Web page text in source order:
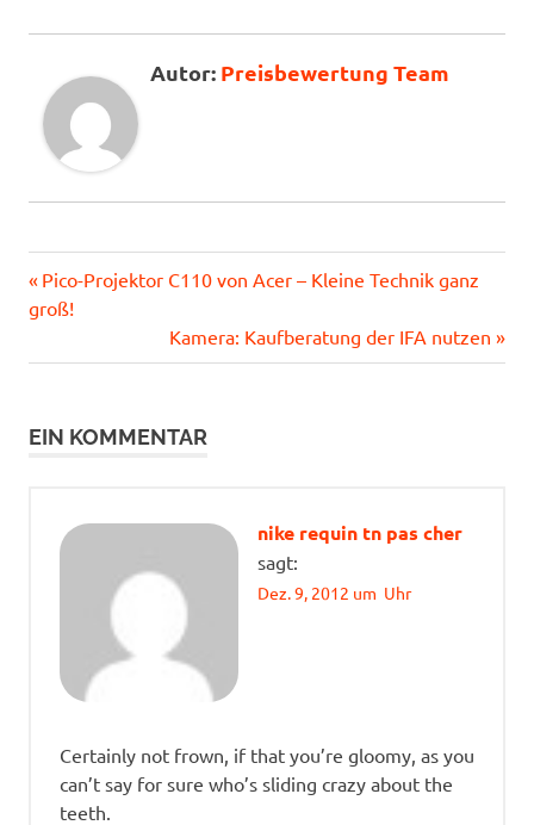
Preisbewertung Team
Beitragsnavigation
Vorheriger
Beitrag:
Pico-Projektor C110 von Acer – Kleine Technik ganz
groß!
Nächster
Beitrag:
Kamera: Kaufberatung der IFA nutzen
EIN KOMMENTAR
nike requin tn pas cher
sagt:
Dez. 9, 2012 um Uhr
Certainly not frown, if that you’re gloomy, as you
can’t say for sure who’s sliding crazy about the
teeth.